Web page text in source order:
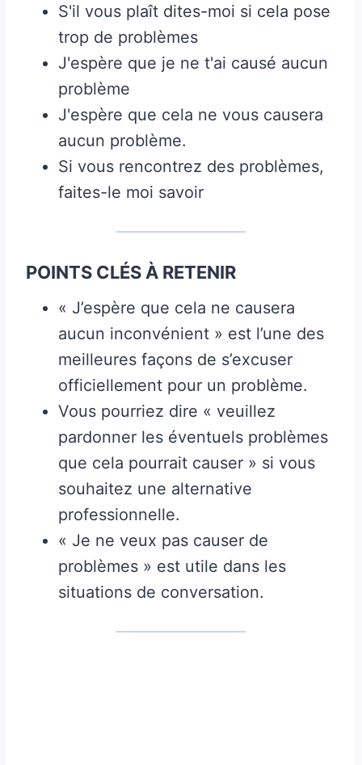
S'il vous plaît dites-moi si cela pose
trop de problèmes
J'espère que je ne t'ai causé aucun
problème
J'espère que cela ne vous causera
aucun problème.
Si vous rencontrez des problèmes,
faites-le moi savoir
POINTS CLÉS À RETENIR
« J’espère que cela ne causera
aucun inconvénient » est l’une des
meilleures façons de s’excuser
officiellement pour un problème.
Vous pourriez dire « veuillez
pardonner les éventuels problèmes
que cela pourrait causer » si vous
souhaitez une alternative
professionnelle.
« Je ne veux pas causer de
problèmes » est utile dans les
situations de conversation.